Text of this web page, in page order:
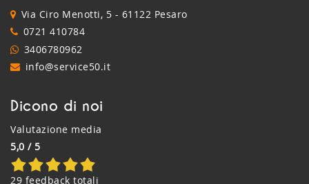
Via Ciro Menotti, 5 - 61122 Pesaro
0721 410784
3406780962
info@service50.it
Dicono di noi
Valutazione media
5,0 / 5
29 feedback totali